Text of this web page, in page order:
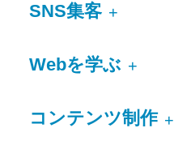
SNS集客 +
Webを学ぶ +
コンテンツ制作 +